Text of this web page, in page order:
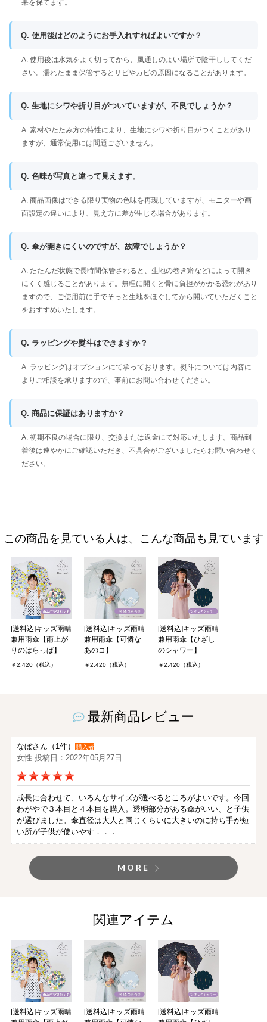
果を保てます。
Q. 使用後はどのようにお手入れすればよいですか？
A. 使用後は水気をよく切ってから、風通しのよい場所で陰干ししてくだ
さい。濡れたまま保管するとサビやカビの原因になることがあります。
Q. 生地にシワや折り目がついていますが、不良でしょうか？
A. 素材やたたみ方の特性により、生地にシワや折り目がつくことがあり
ますが、通常使用には問題ございません。
Q. 色味が写真と違って見えます。
A. 商品画像はできる限り実物の色味を再現していますが、モニターや画
面設定の違いにより、見え方に差が生じる場合があります。
Q. 傘が開きにくいのですが、故障でしょうか？
A. たたんだ状態で長時間保管されると、生地の巻き癖などによって開き
にくく感じることがあります。無理に開くと骨に負担がかかる恐れがあり
ますので、ご使用前に手でそっと生地をほぐしてから開いていただくこと
をおすすめいたします。
Q. ラッピングや熨斗はできますか？
A. ラッピングはオプションにて承っております。熨斗については内容に
よりご相談を承りますので、事前にお問い合わせください。
Q. 商品に保証はありますか？
A. 初期不良の場合に限り、交換または返金にて対応いたします。商品到
着後は速やかにご確認いただき、不具合がございましたらお問い合わせく
ださい。
この商品を見ている人は、こんな商品も見ています
[送料込]キッズ雨晴
兼用雨傘【雨上が
りのはらっぱ】
￥2,420（税込）
[送料込]キッズ雨晴
兼用雨傘【可憐な
あのコ】
￥2,420（税込）
[送料込]キッズ雨晴
兼用雨傘【ひざし
のシャワー】
￥2,420（税込）
最新商品レビュー
なぼさん（1件） 購入者
女性 投稿日：2022年05月27日
成長に合わせて、いろんなサイズが選べるところがよいです。今回
わがやで３本目と４本目を購入。透明部分がある傘がいい、と子供
が選びました。傘直径は大人と同じくらいに大きいのに持ち手が短
い所が子供が使いやす．．．
MORE
関連アイテム
[送料込]キッズ雨晴
[送料込]キッズ雨晴
[送料込]キッズ雨晴